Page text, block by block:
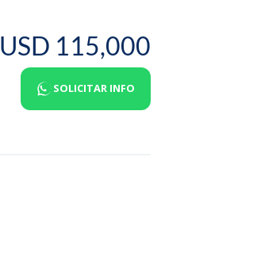
USD 115,000
SOLICITAR INFO